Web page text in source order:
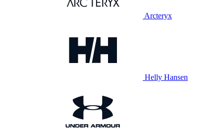
Arcteryx
Helly Hansen